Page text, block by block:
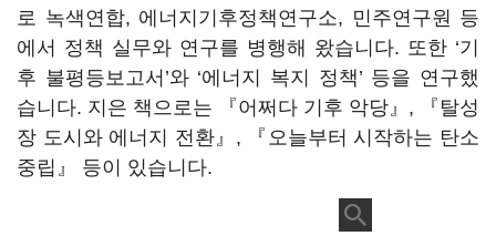
로 녹색연합, 에너지기후정책연구소, 민주연구원 등
에서 정책 실무와 연구를 병행해 왔습니다. 또한 ‘기
후 불평등보고서’와 ‘에너지 복지 정책’ 등을 연구했
습니다. 지은 책으로는 『어쩌다 기후 악당』, 『탈성
장 도시와 에너지 전환』, 『오늘부터 시작하는 탄소
중립』 등이 있습니다.